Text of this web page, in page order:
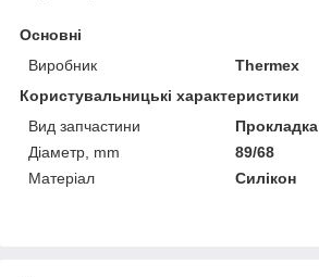
Основні
Виробник
Thermex
Користувальницькі характеристики
Вид запчастини
Прокладка
Діаметр, mm
89/68
Матеріал
Силікон